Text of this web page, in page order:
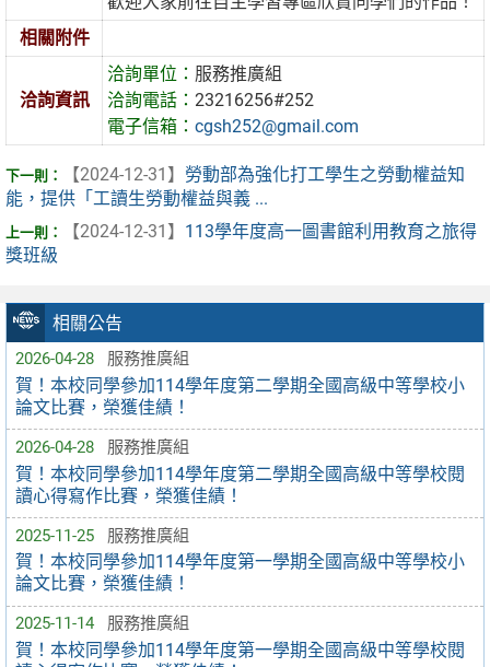
相關公告
2026-04-28 服務推廣組
賀！本校同學參加114學年度第二學期全國高級中等學校小
論文比賽，榮獲佳績！
2026-04-28 服務推廣組
賀！本校同學參加114學年度第二學期全國高級中等學校閱
讀心得寫作比賽，榮獲佳績！
2025-11-25 服務推廣組
賀！本校同學參加114學年度第一學期全國高級中等學校小
論文比賽，榮獲佳績！
2025-11-14 服務推廣組
賀！本校同學參加114學年度第一學期全國高級中等學校閱
相關附件
洽詢資訊
洽詢單位： 服務推廣組
洽詢電話：23216256#252
電子信箱：cgsh252@gmail.com
【2024-12-31】 勞動部為強化打工學生之勞動權益知
能，提供「工讀生勞動權益與義 ...
【2024-12-31】 113學年度高一圖書館利用教育之旅得
獎班級